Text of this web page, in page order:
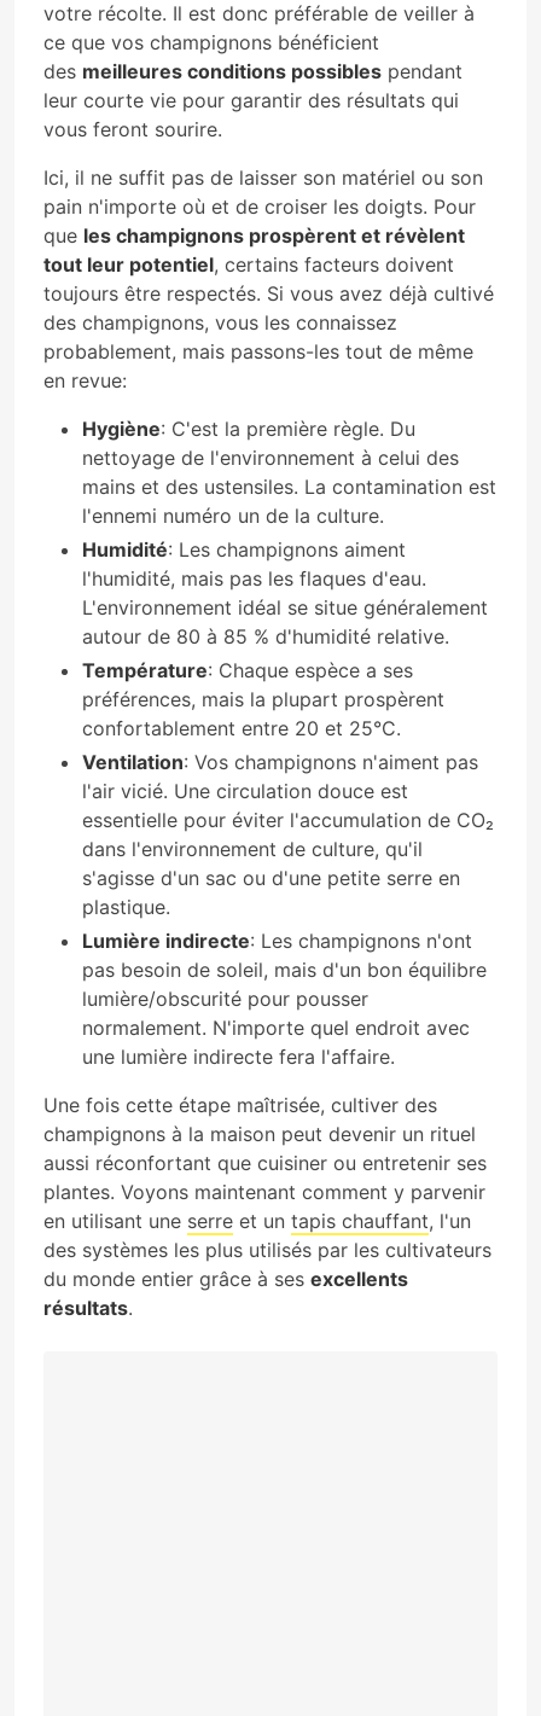
votre récolte. Il est donc préférable de veiller à
ce que vos champignons bénéficient
des meilleures conditions possibles pendant
leur courte vie pour garantir des résultats qui
vous feront sourire.
Ici, il ne suffit pas de laisser son matériel ou son
pain n'importe où et de croiser les doigts. Pour
que les champignons prospèrent et révèlent
tout leur potentiel, certains facteurs doivent
toujours être respectés. Si vous avez déjà cultivé
des champignons, vous les connaissez
probablement, mais passons-les tout de même
en revue:
Hygiène: C'est la première règle. Du
nettoyage de l'environnement à celui des
mains et des ustensiles. La contamination est
l'ennemi numéro un de la culture.
Humidité: Les champignons aiment
l'humidité, mais pas les flaques d'eau.
L'environnement idéal se situe généralement
autour de 80 à 85 % d'humidité relative.
Température: Chaque espèce a ses
préférences, mais la plupart prospèrent
confortablement entre 20 et 25°C.
Ventilation: Vos champignons n'aiment pas
l'air vicié. Une circulation douce est
essentielle pour éviter l'accumulation de CO₂
dans l'environnement de culture, qu'il
s'agisse d'un sac ou d'une petite serre en
plastique.
Lumière indirecte: Les champignons n'ont
pas besoin de soleil, mais d'un bon équilibre
lumière/obscurité pour pousser
normalement. N'importe quel endroit avec
une lumière indirecte fera l'affaire.
Une fois cette étape maîtrisée, cultiver des
champignons à la maison peut devenir un rituel
aussi réconfortant que cuisiner ou entretenir ses
plantes. Voyons maintenant comment y parvenir
en utilisant une serre et un tapis chauffant, l'un
des systèmes les plus utilisés par les cultivateurs
du monde entier grâce à ses excellents
résultats.